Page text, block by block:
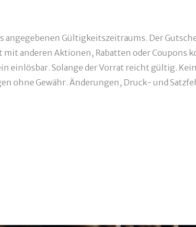
Gültigkeitszeitraums. Der
anderen Aktionen, Rabatten oder Coupons
einlösbar. Solange der Vorrat reicht gültig.
ohne Gewähr. Änderungen, Druck- und